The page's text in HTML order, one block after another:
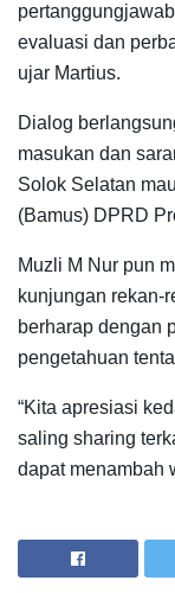
evaluasi dan
ujar Martius.
Dialog
masukan dan
Solok Selatan
(Bamus) DPRD
Muzli M Nur pun
kunjungan rekan-
berharap dengan
pengetahuan
“Kita apresiasi
saling sharing
dapat menambah